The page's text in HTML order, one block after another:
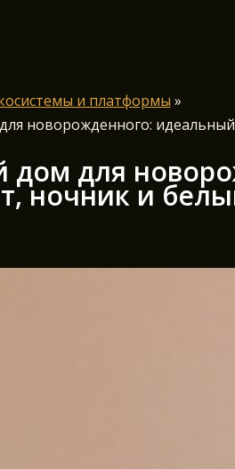
и платформы
новорожденного:
для
ночник и